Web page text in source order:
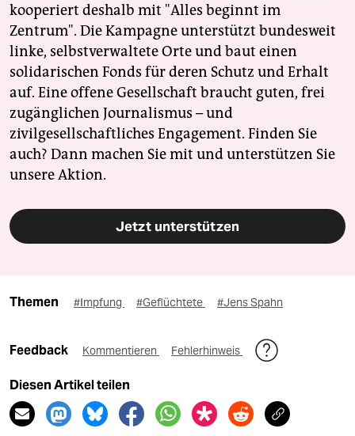
kooperiert deshalb mit "Alles beginnt im
Zentrum". Die Kampagne unterstützt bundesweit
linke, selbstverwaltete Orte und baut einen
solidarischen Fonds für deren Schutz und Erhalt
auf. Eine offene Gesellschaft braucht guten, frei
zugänglichen Journalismus – und
zivilgesellschaftliches Engagement. Finden Sie
auch? Dann machen Sie mit und unterstützen Sie
unsere Aktion.
Jetzt unterstützen
Themen #Impfung #Geflüchtete #Jens Spahn
Feedback Kommentieren Fehlerhinweis
Diesen Artikel teilen